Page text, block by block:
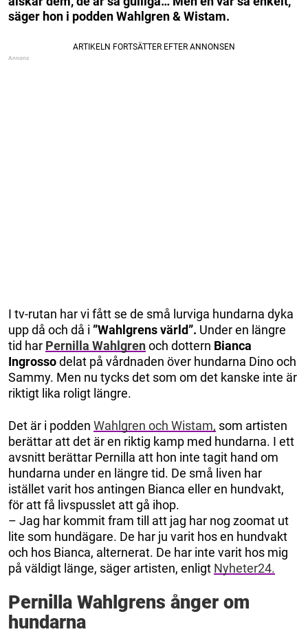
säger hon i podden Wahlgren & Wistam.
I tv-rutan har vi fått se de små lurviga hundarna dyka
upp då och då i ”Wahlgrens värld”. Under en längre
tid har Pernilla Wahlgrenoch dottern Bianca
Ingrossodelat på vårdnaden över hundarna Dino och
Sammy. Men nu tycks det som om det kanske inte är
riktigt lika roligt längre.
Det är i podden Wahlgren och Wistam, som artisten
berättar att det är en riktig kamp med hundarna. I ett
avsnitt berättar Pernilla att hon inte tagit hand om
hundarna under en längre tid. De små liven har
istället varit hos antingen Bianca eller en hundvakt,
för att få livspusslet att gå ihop.
– Jag har kommit fram till att jag har nog zoomat ut
lite som hundägare. De har ju varit hos en hundvakt
och hos Bianca, alternerat. De har inte varit hos mig
på väldigt länge, säger artisten, enligt Nyheter24.
Pernilla Wahlgrens ånger om
hundarna